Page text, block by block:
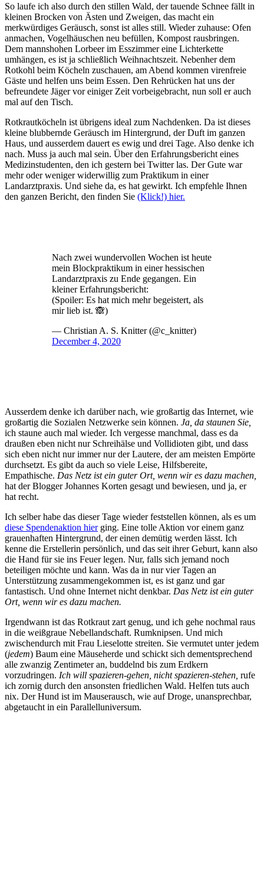
So laufe ich also durch den stillen Wald, der tauende Schnee fällt in
kleinen Brocken von Ästen und Zweigen, das macht ein
merkwürdiges Geräusch, sonst ist alles still. Wieder zuhause: Ofen
anmachen, Vogelhäuschen neu befüllen, Kompost rausbringen.
Dem mannshohen Lorbeer im Esszimmer eine Lichterkette
umhängen, es ist ja schließlich Weihnachtszeit. Nebenher dem
Rotkohl beim Köcheln zuschauen, am Abend kommen virenfreie
Gäste und helfen uns beim Essen. Den Rehrücken hat uns der
befreundete Jäger vor einiger Zeit vorbeigebracht, nun soll er auch
mal auf den Tisch.
Rotkrautköcheln ist übrigens ideal zum Nachdenken. Da ist dieses
kleine blubbernde Geräusch im Hintergrund, der Duft im ganzen
Haus, und ausserdem dauert es ewig und drei Tage. Also denke ich
nach. Muss ja auch mal sein. Über den Erfahrungsbericht eines
Medizinstudenten, den ich gestern bei Twitter las. Der Gute war
mehr oder weniger widerwillig zum Praktikum in einer
Landarztpraxis. Und siehe da, es hat gewirkt. Ich empfehle Ihnen
den ganzen Bericht, den finden Sie (Klick!) hier.
Nach zwei wundervollen Wochen ist heute
mein Blockpraktikum in einer hessischen
Landarztpraxis zu Ende gegangen. Ein
kleiner Erfahrungsbericht:
(Spoiler: Es hat mich mehr begeistert, als
mir lieb ist. 🙈)
— Christian A. S. Knitter (@c_knitter)
December 4, 2020
Ausserdem denke ich darüber nach, wie großartig das Internet, wie
großartig die Sozialen Netzwerke sein können. Ja, da staunen Sie,
ich staune auch mal wieder. Ich vergesse manchmal, dass es da
draußen eben nicht nur Schreihälse und Vollidioten gibt, und dass
sich eben nicht nur immer nur der Lautere, der am meisten Empörte
durchsetzt. Es gibt da auch so viele Leise, Hilfsbereite,
Empathische. Das Netz ist ein guter Ort, wenn wir es dazu machen,
hat der Blogger Johannes Korten gesagt und bewiesen, und ja, er
hat recht.
Ich selber habe das dieser Tage wieder feststellen können, als es um
diese Spendenaktion hierging. Eine tolle Aktion vor einem ganz
grauenhaften Hintergrund, der einen demütig werden lässt. Ich
kenne die Erstellerin persönlich, und das seit ihrer Geburt, kann also
die Hand für sie ins Feuer legen. Nur, falls sich jemand noch
beteiligen möchte und kann. Was da in nur vier Tagen an
Unterstützung zusammengekommen ist, es ist ganz und gar
fantastisch. Und ohne Internet nicht denkbar. Das Netz ist ein guter
Ort, wenn wir es dazu machen.
Irgendwann ist das Rotkraut zart genug, und ich gehe nochmal raus
in die weißgraue Nebellandschaft. Rumknipsen. Und mich
zwischendurch mit Frau Lieselotte streiten. Sie vermutet unter jedem
(jedem) Baum eine Mäuseherde und schickt sich dementsprechend
alle zwanzig Zentimeter an, buddelnd bis zum Erdkern
vorzudringen. Ich will spazieren-gehen, nicht spazieren-stehen, rufe
ich zornig durch den ansonsten friedlichen Wald. Helfen tuts auch
nix. Der Hund ist im Mauserausch, wie auf Droge, unansprechbar,
abgetaucht in ein Parallelluniversum.